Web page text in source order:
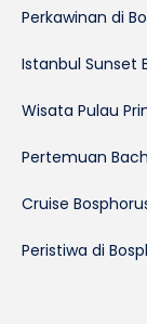
Perkawinan di
Istanbul Sunset
Wisata Pulau
Pertemuan
Cruise
Peristiwa di